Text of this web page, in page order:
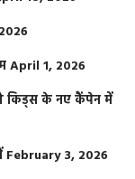
April 1, 2026
किड्स के नए कैंपेन में
February 3, 2026